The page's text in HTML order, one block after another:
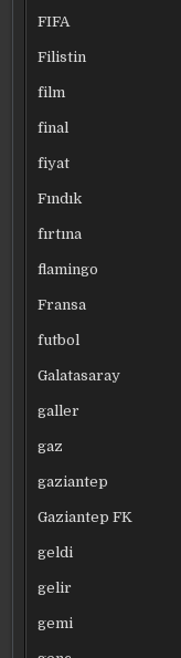
FIFA
Filistin
film
final
fiyat
Fındık
fırtına
flamingo
Fransa
futbol
Galatasaray
galler
gaz
gaziantep
Gaziantep FK
geldi
gelir
gemi